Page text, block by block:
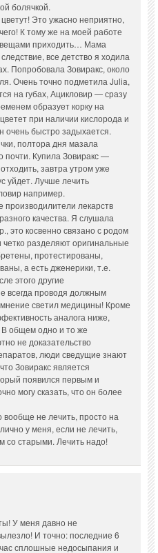
болячкой.
Это ужасно неприятно,
К тому же на моей работе
вещами приходить… Мама
все детство я ходила
Попробовала Зовиракс, около
Очень точно подметила Julia,
на губах, Ацикловир — сразу
образует корку на
при наличии кислорода и
очень быстро задыхается.
полтора дня мазала
почти. Купила Зовиракс —
завтра утром уже
уйдет. Лучше лечить
например.
производилители лекарств
качества. Я слушала
это косвенно связано с родом
разделяют оригинальные
протестированы,
а есть дженерики, т.е.
этого другие
всегда проводя должным
светил медицины! Кроме
аналога ниже,
В общем одно и то же
не доказательство
люди сведущие знают
Зовиракс является
появился первым и
могу сказать, что он более
не лечить, просто на
у меня, если не лечить,
со старыми. Лечить надо!
У меня давно не
И точно: последние 6
сплошные недосыпания и